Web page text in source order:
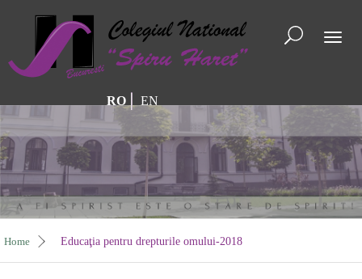
RO EN
Home Educaţia pentru drepturile omului-2018